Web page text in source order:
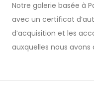
Notre galerie basée à
avec un certificat
d’acquisition et les
auxquelles nous